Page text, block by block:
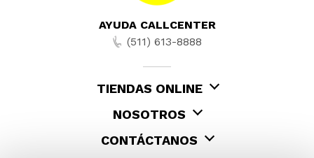
AYUDA CALLCENTER
(511) 613-8888
TIENDAS ONLINE
NOSOTROS
CONTÁCTANOS